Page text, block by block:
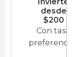
desde
$200
Con tasa
preferencial.